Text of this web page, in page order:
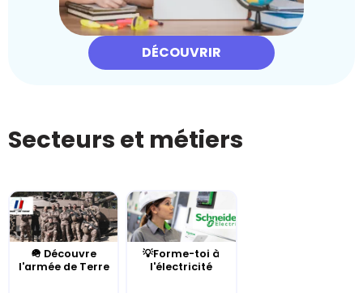
DÉCOUVRIR
Secteurs et métiers
🪖 Découvre
l'armée de Terre
💡Forme-toi à
l'électricité